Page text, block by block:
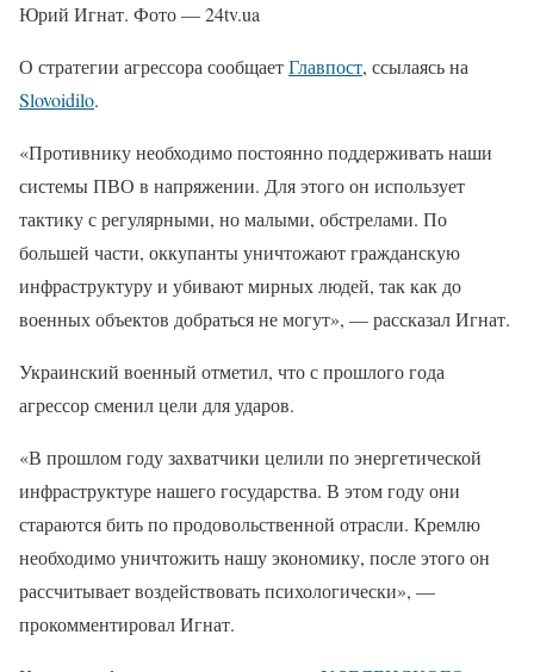
Юрий Игнат. Фото — 24tv.ua
О стратегии агрессора сообщаетГлавпост, ссылаясь на
Slovoidilo.
«Противнику необходимо постоянно поддерживать наши
системы ПВО в напряжении. Для этого он использует
тактику с регулярными, но малыми, обстрелами. По
большей части, оккупанты уничтожают гражданскую
инфраструктуру и убивают мирных людей, так как до
военных объектов добраться не могут», — рассказал Игнат.
Украинский военный отметил, что с прошлого года
агрессор сменил цели для ударов.
«В прошлом году захватчики целили по энергетической
инфраструктуре нашего государства. В этом году они
стараются бить по продовольственной отрасли. Кремлю
необходимо уничтожить нашу экономику, после этого он
рассчитывает воздействовать психологически», —
прокомментировал Игнат.